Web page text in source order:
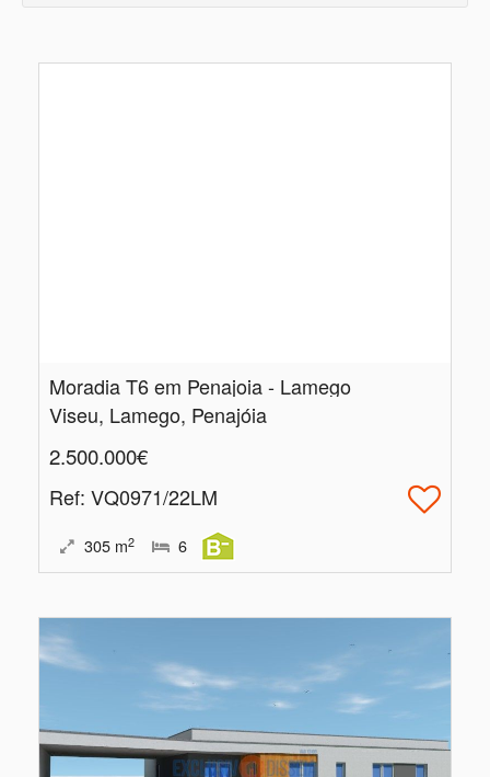
Moradia T6 em Penajoia - Lamego
Viseu, Lamego, Penajóia
2.500.000€
Ref: VQ0971/22LM
305 m2 6